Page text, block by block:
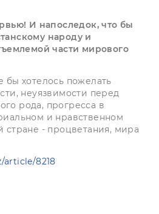
И напоследок, что бы
народу и
части мирового
хотелось пожелать
неуязвимости перед
рода, прогресса в
и нравственном
стране - процветания, мира
8218